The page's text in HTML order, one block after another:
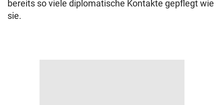
bereits so viele diplomatische Kontakte gepflegt wie
sie.